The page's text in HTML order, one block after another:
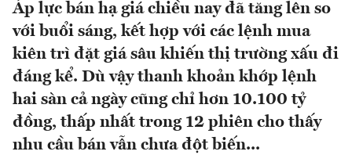
Áp lực bán hạ giá chiều nay đã tăng lên so
với buổi sáng, kết hợp với các lệnh mua
kiên trì đặt giá sâu khiến thị trường xấu đi
đáng kể. Dù vậy thanh khoản khớp lệnh
hai sàn cả ngày cũng chỉ hơn 10.100 tỷ
đồng, thấp nhất trong 12 phiên cho thấy
nhu cầu bán vẫn chưa đột biến...